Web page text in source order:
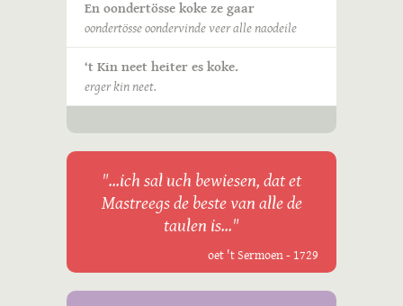
En oondertösse koke ze gaar
oondertösse oondervinde veer alle naodeile
‘t Kin neet heiter es koke.
erger kin neet.
"...ich sal uch bewiesen, dat et
Mastreegs de beste van alle de
taulen is..."
oet 't Sermoen - 1729